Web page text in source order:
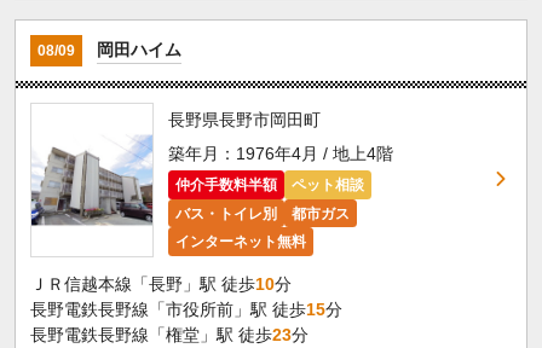
08/09 岡田ハイム
長野県長野市岡田町
築年月：1976年4月 / 地上4階
仲介手数料半額
ペット相談
バス・トイレ別
都市ガス
インターネット無料
ＪＲ信越本線「長野」駅 徒歩10分
長野電鉄長野線「市役所前」駅 徒歩15分
長野電鉄長野線「権堂」駅 徒歩23分